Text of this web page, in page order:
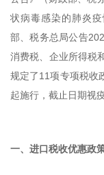
状病毒感染的肺炎
部、税务总局公告
消费税、企业所得税
规定了11项专项税收
起施行，截止日期视
一、进口税收优惠政